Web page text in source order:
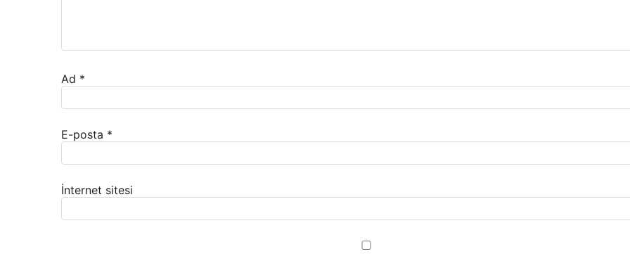
Ad *
E-posta *
İnternet sitesi